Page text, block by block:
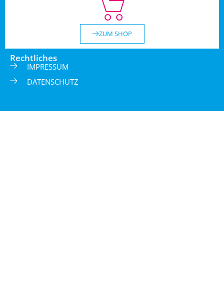
ZUM SHOP
Rechtliches
IMPRESSUM
DATENSCHUTZ